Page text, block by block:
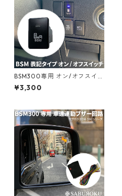
BSM300専用 オン/オフスイッ
チ （BSM表記タイプ） トヨタ
純正形状 [ BSM機能をON/OF
¥3,300